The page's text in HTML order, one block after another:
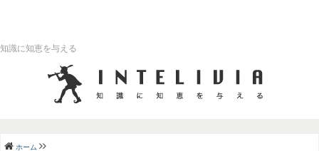
知識に知恵を与える
ホーム